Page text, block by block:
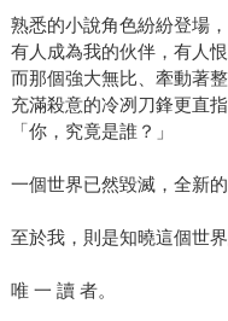
熟悉的小說角色紛紛登場，
有人成為我的伙伴，有人
而那個強大無比、牽動著
充滿殺意的冷冽刀鋒更直
「你，究竟是誰？」
一個世界已然毀滅，全新的
至於我，則是知曉這個世
唯 一 讀 者。